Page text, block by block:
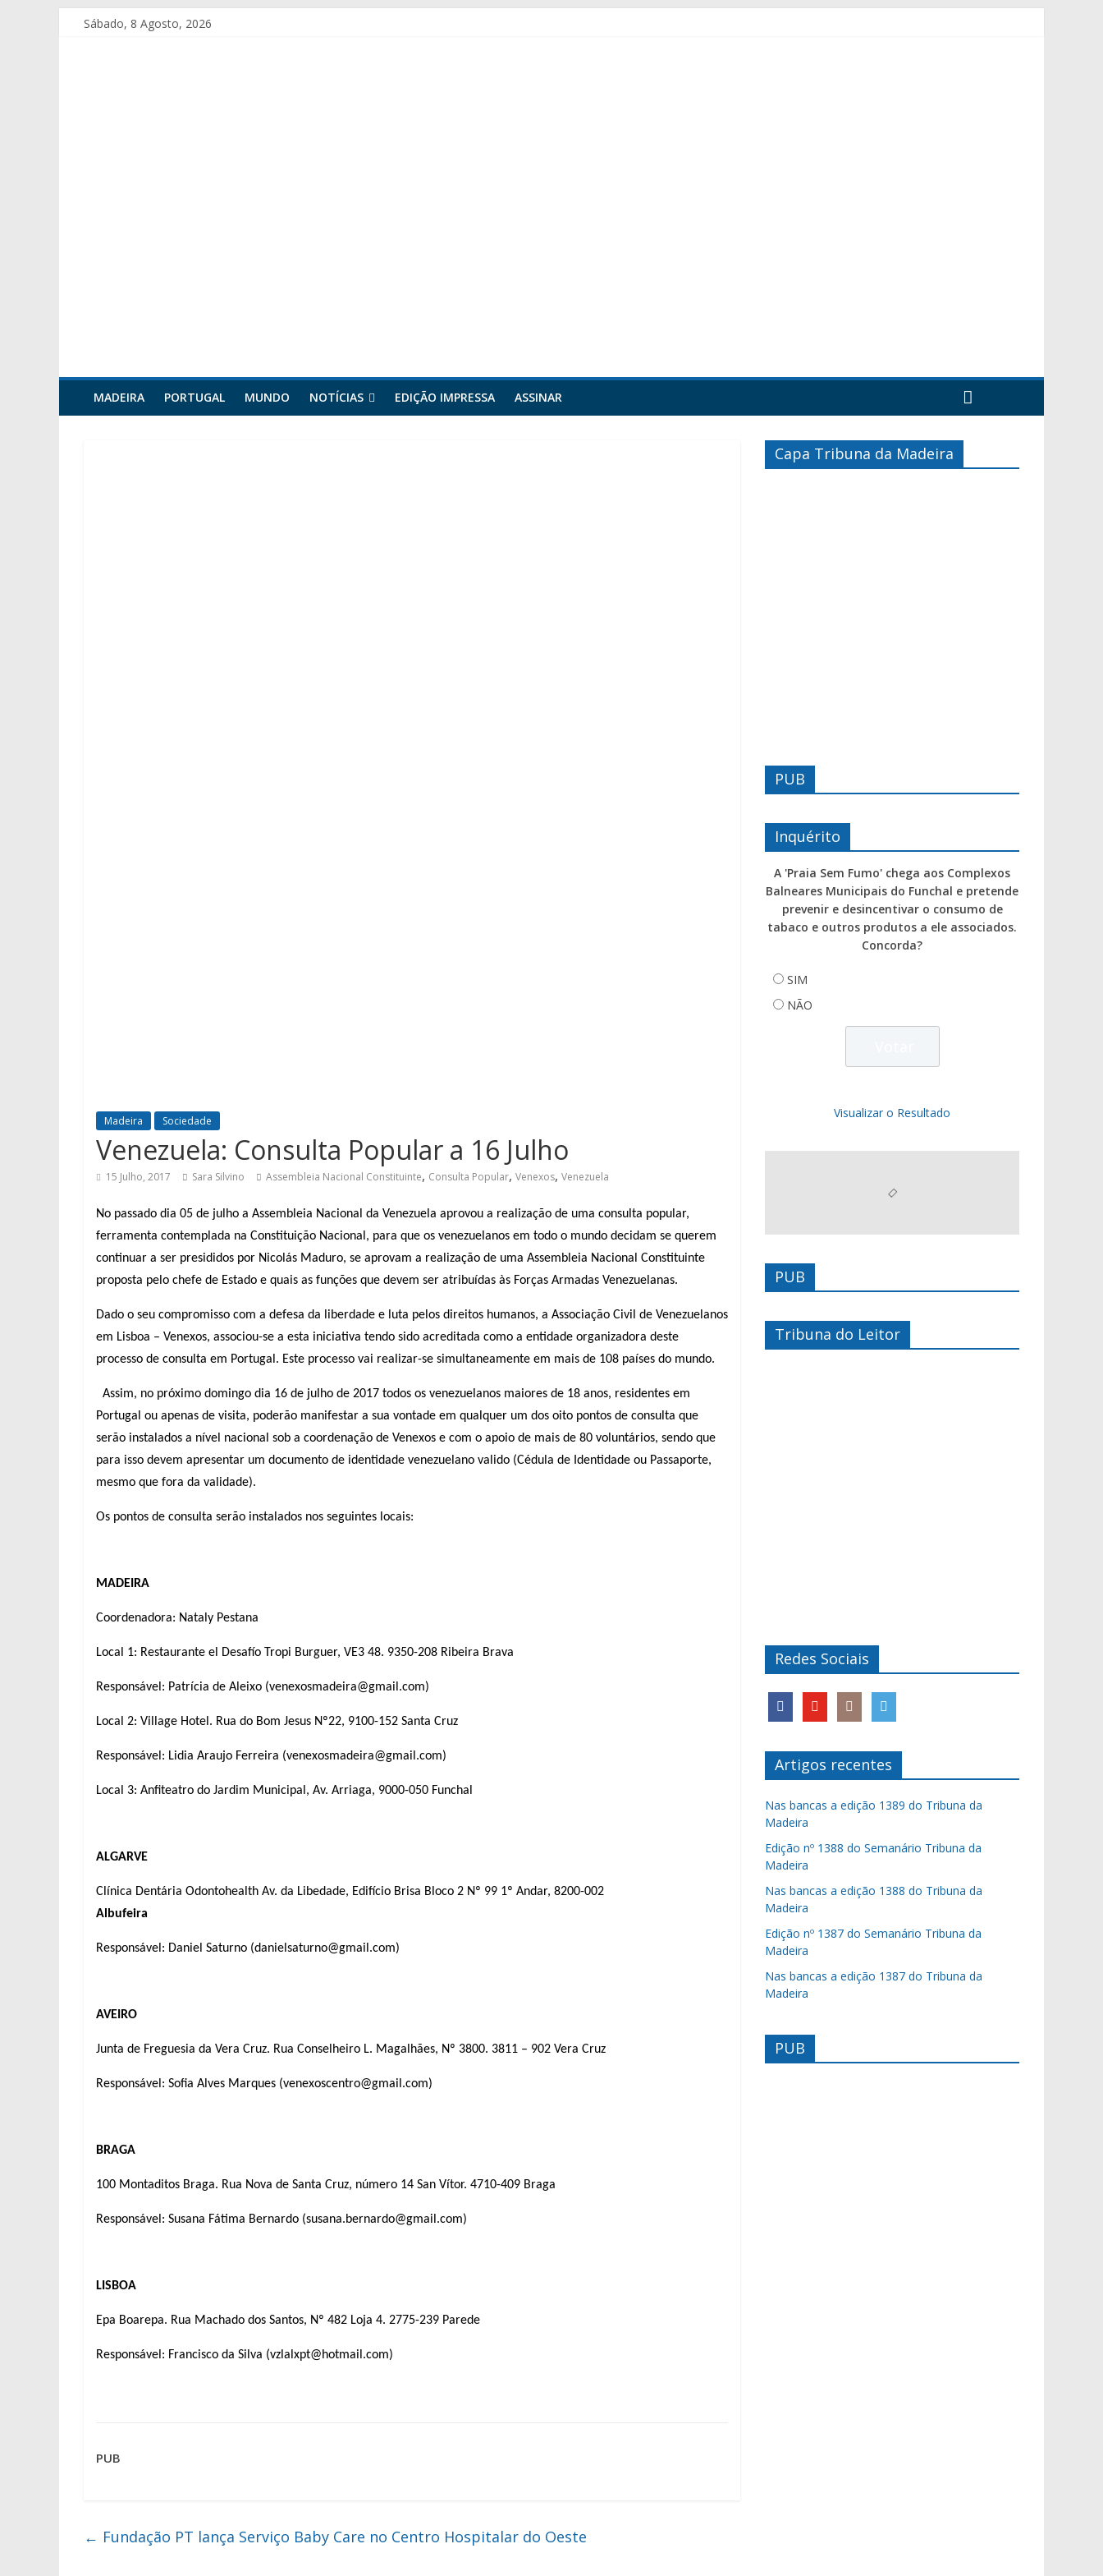
Sábado, 8 Agosto, 2026
MADEIRA PORTUGAL MUNDO NOTÍCIAS EDIÇÃO IMPRESSA ASSINAR
Madeira Sociedade
Venezuela: Consulta Popular a 16 Julho
15 Julho, 2017 Sara Silvino Assembleia Nacional Constituinte, Consulta Popular, Venexos, Venezuela
No passado dia 05 de julho a Assembleia Nacional da Venezuela aprovou a realização de uma consulta popular,
ferramenta contemplada na Constituição Nacional, para que os venezuelanos em todo o mundo decidam se querem
continuar a ser presididos por Nicolás Maduro, se aprovam a realização de uma Assembleia Nacional Constituinte
proposta pelo chefe de Estado e quais as funções que devem ser atribuídas às Forças Armadas Venezuelanas.
Dado o seu compromisso com a defesa da liberdade e luta pelos direitos humanos, a Associação Civil de Venezuelanos
em Lisboa – Venexos, associou-se a esta iniciativa tendo sido acreditada como a entidade organizadora deste
processo de consulta em Portugal. Este processo vai realizar-se simultaneamente em mais de 108 países do mundo.
Assim, no próximo domingo dia 16 de julho de 2017 todos os venezuelanos maiores de 18 anos, residentes em
Portugal ou apenas de visita, poderão manifestar a sua vontade em qualquer um dos oito pontos de consulta que
serão instalados a nível nacional sob a coordenação de Venexos e com o apoio de mais de 80 voluntários, sendo que
para isso devem apresentar um documento de identidade venezuelano valido (Cédula de Identidade ou Passaporte,
mesmo que fora da validade).
Os pontos de consulta serão instalados nos seguintes locais:
MADEIRA
Coordenadora: Nataly Pestana
Local 1: Restaurante el Desafío Tropi Burguer, VE3 48. 9350-208 Ribeira Brava
Responsável: Patrícia de Aleixo (venexosmadeira@gmail.com)
Local 2: Village Hotel. Rua do Bom Jesus Nº22, 9100-152 Santa Cruz
Responsável: Lidia Araujo Ferreira (venexosmadeira@gmail.com)
Local 3: Anfiteatro do Jardim Municipal, Av. Arriaga, 9000-050 Funchal
ALGARVE
Clínica Dentária Odontohealth Av. da Libedade, Edifício Brisa Bloco 2 Nº 99 1º Andar, 8200-002
Albufeira
Responsável: Daniel Saturno (danielsaturno@gmail.com)
AVEIRO
Junta de Freguesia da Vera Cruz. Rua Conselheiro L. Magalhães, Nº 3800. 3811 – 902 Vera Cruz
Responsável: Sofia Alves Marques (venexoscentro@gmail.com)
BRAGA
100 Montaditos Braga. Rua Nova de Santa Cruz, número 14 San Vítor. 4710-409 Braga
Responsável: Susana Fátima Bernardo (susana.bernardo@gmail.com)
LISBOA
Epa Boarepa. Rua Machado dos Santos, Nº 482 Loja 4. 2775-239 Parede
Responsável: Francisco da Silva (vzlalxpt@hotmail.com)
PUB
← Fundação PT lança Serviço Baby Care no Centro Hospitalar do Oeste
Capa Tribuna da Madeira
PUB
Inquérito
A 'Praia Sem Fumo' chega aos Complexos
Balneares Municipais do Funchal e pretende
prevenir e desincentivar o consumo de
tabaco e outros produtos a ele associados.
Concorda?
SIM
NÃO
Visualizar o Resultado
PUB
Tribuna do Leitor
Redes Sociais
Artigos recentes
Nas bancas a edição 1389 do Tribuna da
Madeira
Edição nº 1388 do Semanário Tribuna da
Madeira
Nas bancas a edição 1388 do Tribuna da
Madeira
Edição nº 1387 do Semanário Tribuna da
Madeira
Nas bancas a edição 1387 do Tribuna da
Madeira
PUB